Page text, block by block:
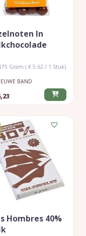
In
Gram ( € 5.62 / 1 Stuk)
BAND
Hombres 40%